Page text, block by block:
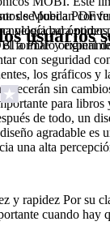
se puedan
velocidad
a PDF y
de Mobi a PDF
para poder
el formato original
con seguridad
los gráficos y
sin
para libros
de todo, un
agradable es
una alta
usuarios
y rapidez Por su
cuando hay